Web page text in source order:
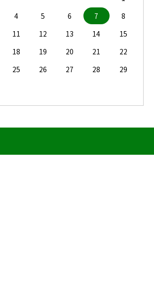
4 5 6 7
8
11 12 13 14
15
18 19 20 21
22
25 26 27 28
29